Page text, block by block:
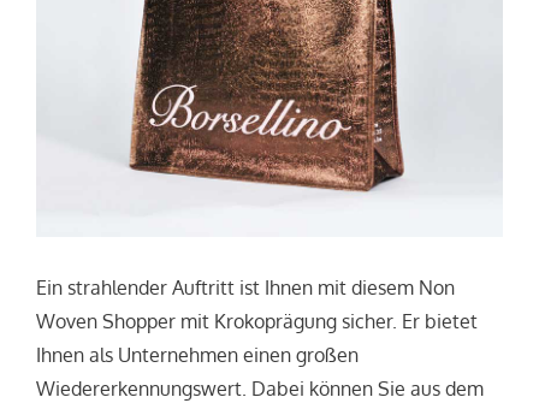
Ein strahlender Auftritt ist Ihnen mit diesem Non
Woven Shopper mit Krokoprägung sicher. Er bietet
Ihnen als Unternehmen einen großen
Wiedererkennungswert. Dabei können Sie aus dem